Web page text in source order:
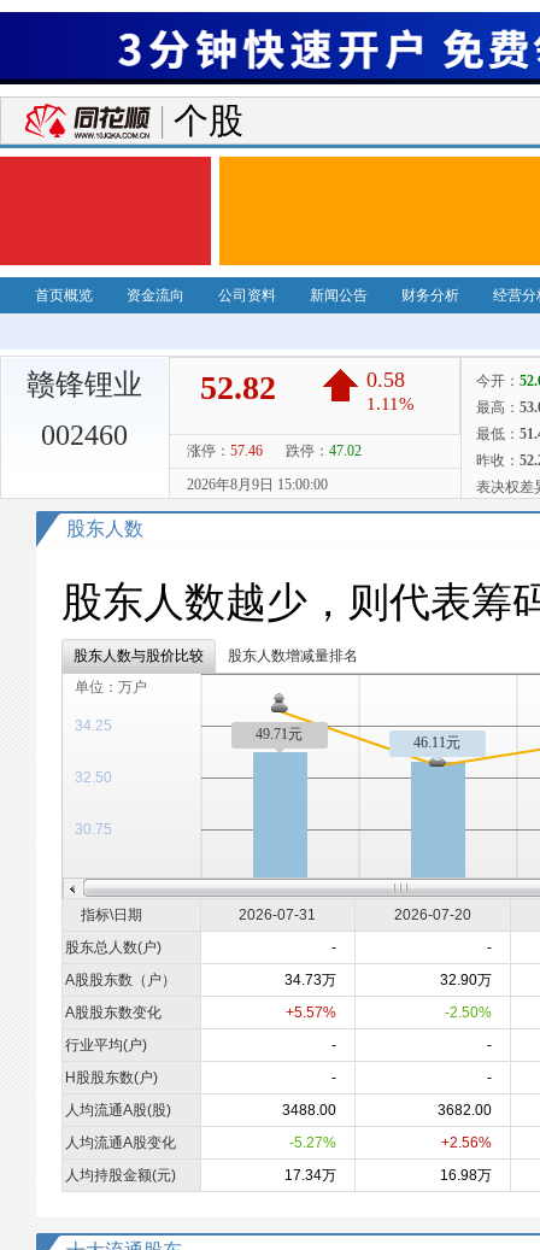
个股
首页概览 资金流向 公司资料 新闻公告 财务分析 经营分
赣锋锂业
002460